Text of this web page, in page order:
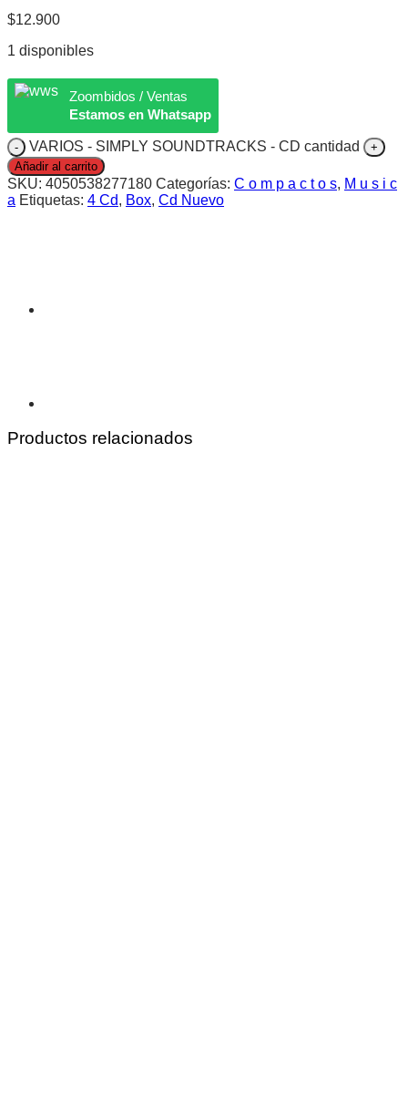
$12.900
1 disponibles
Zoombidos / Ventas
Estamos en Whatsapp
VARIOS - SIMPLY SOUNDTRACKS - CD cantidad
Añadir al carrito
SKU: 4050538277180 Categorías: C o m p a c t o s, M u s i c
a Etiquetas: 4 Cd, Box, Cd Nuevo
Productos relacionados